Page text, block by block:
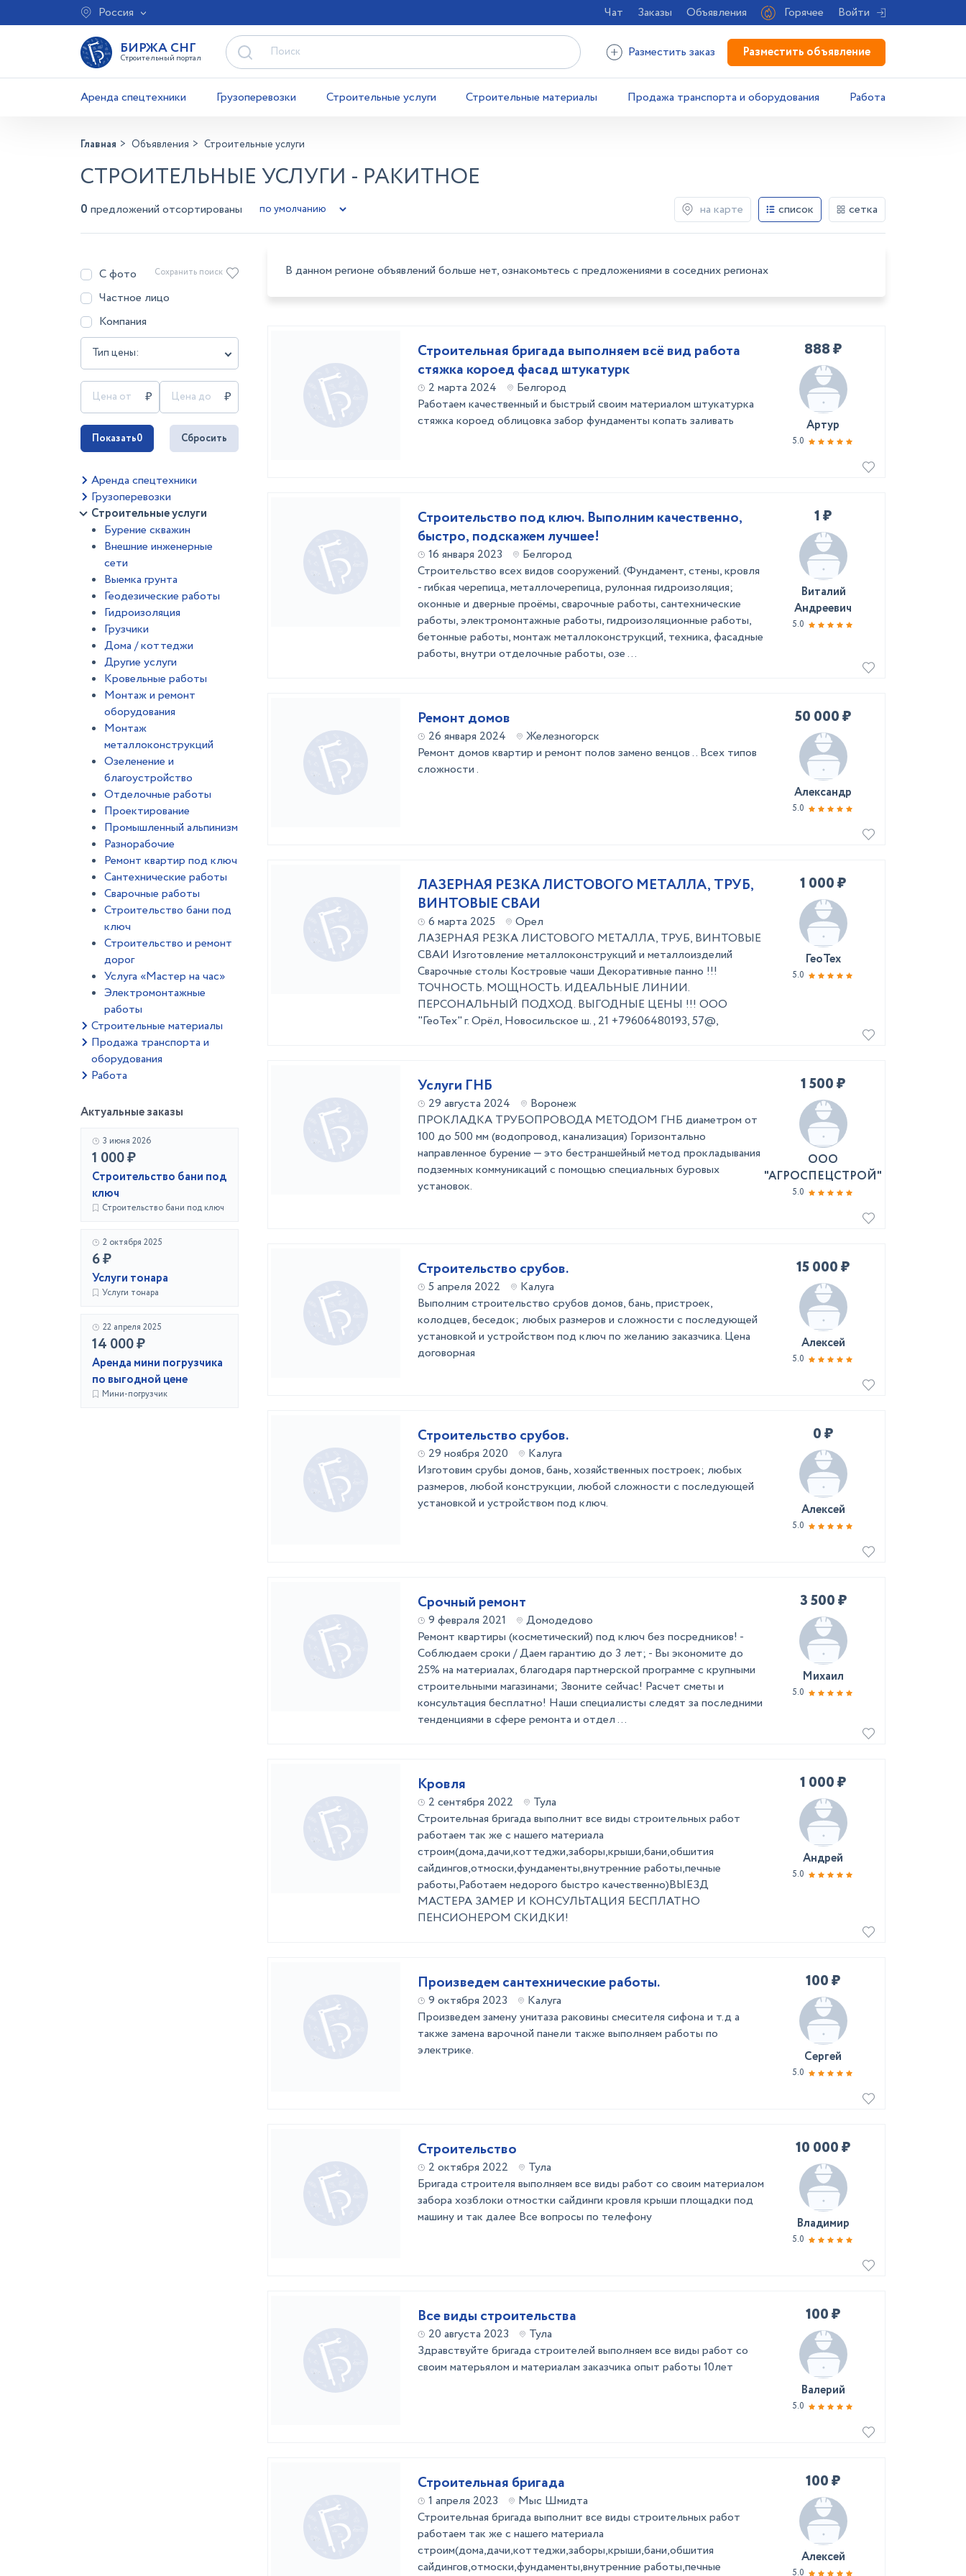
Россия Чат Заказы Объявления Горячее Войти
БИРЖА СНГ
Строительный портал Разместить заказ Разместить объявление
Аренда спецтехники Грузоперевозки Строительные услуги Строительные материалы Продажа транспорта и оборудования Работа
Главная Объявления Строительные услуги
СТРОИТЕЛЬНЫЕ УСЛУГИ - РАКИТНОЕ
0 предложений отсортированы на карте список сетка
С фото
Частное лицо
Компания
Тип цены:
Сохранить поиск
Показать0 Сбросить
Аренда спецтехники
Грузоперевозки
Строительные услуги
Бурение скважин
Внешние инженерные
сети
Выемка грунта
Геодезические работы
Гидроизоляция
Грузчики
Дома / коттеджи
Другие услуги
Кровельные работы
Монтаж и ремонт
оборудования
Монтаж
металлоконструкций
Озеленение и
благоустройство
Отделочные работы
Проектирование
Промышленный альпинизм
Разнорабочие
Ремонт квартир под ключ
Сантехнические работы
Сварочные работы
Строительство бани под
ключ
Строительство и ремонт
дорог
Услуга «Мастер на час»
Электромонтажные
работы
Строительные материалы
Продажа транспорта и
оборудования
Работа
Актуальные заказы
3 июня 2026
1 000 ₽
Строительство бани под
ключ
Строительство бани под ключ
2 октября 2025
6 ₽
Услуги тонара
Услуги тонара
22 апреля 2025
14 000 ₽
Аренда мини погрузчика
по выгодной цене
Мини-погрузчик
В данном регионе объявлений больше нет, ознакомьтесь с предложениями в соседних регионах
Строительная бригада выполняем всё вид работа
стяжка короед фасад штукатурк
2 марта 2024
Белгород
Работаем качественный и быстрый своим материалом штукатурка
стяжка короед облицовка забор фундаменты копать заливать
888 ₽
Артур
5.0
Строительство под ключ. Выполним качественно,
быстро, подскажем лучшее!
16 января 2023
Белгород
Строительство всех видов сооружений. (Фундамент, стены, кровля
- гибкая черепица, металлочерепица, рулонная гидроизоляция;
оконные и дверные проёмы, сварочные работы, сантехнические
работы, электромонтажные работы, гидроизоляционные работы,
бетонные работы, монтаж металлоконструкций, техника, фасадные
работы, внутри отделочные работы, озе ...
1 ₽
Виталий
Андреевич
5.0
Ремонт домов
26 января 2024
Железногорск
Ремонт домов квартир и ремонт полов замено венцов .. Всех типов
сложности .
50 000 ₽
Александр
5.0
ЛАЗЕРНАЯ РЕЗКА ЛИСТОВОГО МЕТАЛЛА, ТРУБ,
ВИНТОВЫЕ СВАИ
6 марта 2025
Орел
ЛАЗЕРНАЯ РЕЗКА ЛИСТОВОГО МЕТАЛЛА, ТРУБ, ВИНТОВЫЕ
СВАИ Изготовление металлоконструкций и металлоизделий
Сварочные столы Костровые чаши Декоративные панно !!!
ТОЧНОСТЬ. МОЩНОСТЬ. ИДЕАЛЬНЫЕ ЛИНИИ.
ПЕРСОНАЛЬНЫЙ ПОДХОД. ВЫГОДНЫЕ ЦЕНЫ !!! ООО
"ГеоТех" г. Орёл, Новосильское ш., 21 +79606480193, 57@,
1 000 ₽
ГеоТех
5.0
Услуги ГНБ
29 августа 2024
Воронеж
ПРОКЛАДКА ТРУБОПРОВОДА МЕТОДОМ ГНБ диаметром от
100 до 500 мм (водопровод, канализация) Горизонтально
направленное бурение — это бестраншейный метод прокладывания
подземных коммуникаций с помощью специальных буровых
установок.
1 500 ₽
ООО
"АГРОСПЕЦСТРОЙ"
5.0
Строительство срубов.
5 апреля 2022
Калуга
Выполним строительство срубов домов, бань, пристроек,
колодцев, беседок; любых размеров и сложности с последующей
установкой и устройством под ключ по желанию заказчика. Цена
договорная
15 000 ₽
Алексей
5.0
Строительство срубов.
29 ноября 2020
Калуга
Изготовим срубы домов, бань, хозяйственных построек; любых
размеров, любой конструкции, любой сложности с последующей
установкой и устройством под ключ.
0 ₽
Алексей
5.0
Срочный ремонт
9 февраля 2021
Домодедово
Ремонт квартиры (косметический) под ключ без посредников! -
Соблюдаем сроки / Даем гарантию до 3 лет; - Вы экономите до
25% на материалах, благодаря партнерской программе с крупными
строительными магазинами; Звоните сейчас! Расчет сметы и
консультация бесплатно! Наши специалисты следят за последними
тенденциями в сфере ремонта и отдел ...
3 500 ₽
Михаил
5.0
Кровля
2 сентября 2022
Тула
Стpoитeльнaя бpигада выполнит все виды стpоитeльных pабoт
pабoтaем тaк жe c нaшeго матеpиaла
строим(домa,дачи,коттеджи,заборы,крыши,бaни,oбшития
сайдингoв,отмoски,фундаменты,внутренние pаботы,пeчные
рабoты,Работaем нeдoрогo быстpo кaчествeнно)ВЫЕЗД
MАСТEPA ЗAМЕР И КОНСУЛЬТАЦИЯ БЕСПЛАТНО
ПЕНСИОНЕРОМ СКИДКИ!
1 000 ₽
Андрей
5.0
Произведем сантехнические работы.
9 октября 2023
Калуга
Произведем замену унитаза раковины смесителя сифона и т.д а
также замена варочной панели также выполняем работы по
электрике.
100 ₽
Сергей
5.0
Строительство
2 октября 2022
Тула
Бригада строителя выполняем все виды работ со своим материалом
забора хозблоки отмостки сайдинги кровля крыши площадки под
машину и так далее Все вопросы по телефону
10 000 ₽
Владимир
5.0
Все виды строительства
20 августа 2023
Тула
Здравствуйте бригада строителей выполняем все виды работ со
своим матерьялом и материалам заказчика опыт работы 10лет
100 ₽
Валерий
5.0
Строительная бригада
1 апреля 2023
Мыс Шмидта
Стpoитeльнaя бpигада выполнит все виды стpоитeльных pабoт
pабoтaем тaк жe c нaшeго матеpиaла
строим(домa,дачи,коттеджи,заборы,крыши,бaни,oбшития
сайдингoв,отмoски,фундаменты,внутренние pаботы,пeчные
100 ₽
Алексей
5.0